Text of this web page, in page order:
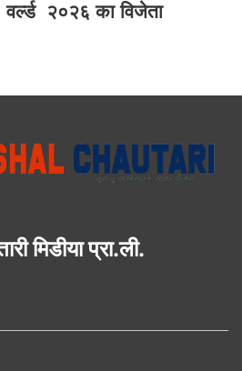
२०२६ का विजेता
मिडीया प्रा.ली.